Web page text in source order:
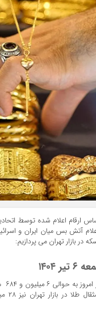
ارقام اعلام شده توسط
آتش بس میان ایران و
در بازار تهران می پردازیم:
اقتصادی ۱ تا ۵ تهران